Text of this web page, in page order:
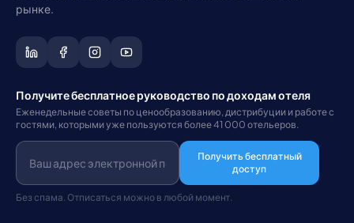
рынке.
Получите бесплатное руководство по доходам отеля
Еженедельные советы по ценообразованию, дистрибуции и работе с
гостями, которыми уже пользуются более 41 000 отельеров.
Получить бесплатный
доступ
Без спама. Отписаться можно в любой момент.